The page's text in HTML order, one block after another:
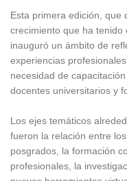
Esta primera edición, que
crecimiento que ha tenido
inauguró un ámbito de
experiencias
necesidad de
docentes universitarios y
Los ejes temáticos
fueron la relación entre
posgrados, la formación
profesionales, la